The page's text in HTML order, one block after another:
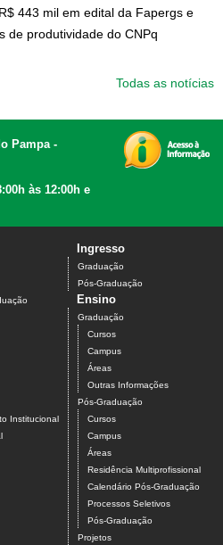
443 mil em edital da Fapergs e
de produtividade do CNPq
Todas as notícias
Pampa -
às 12:00h e
Institucional
Ingresso
Graduação
Pós-Graduação
Ensino
Graduação
Cursos
Campus
Áreas
Outras Informações
Pós-Graduação
Cursos
Campus
Áreas
Residência Multiprofissional
Calendário Pós-Graduação
Processos Seletivos
Pós-Graduação
Projetos